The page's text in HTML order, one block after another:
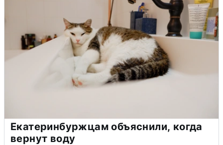
Екатеринбуржцам объяснили, когда
вернут воду